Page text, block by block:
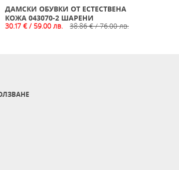
ДАМСКИ ОБУВКИ ОТ ЕСТЕСТВЕНА
КОЖА 043070-2 ШАРЕНИ
30.17 € / 59.00 лв.
38.86 € / 76.00 лв.